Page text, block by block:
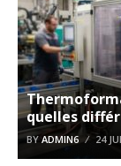
quelles
BY ADMIN6 24